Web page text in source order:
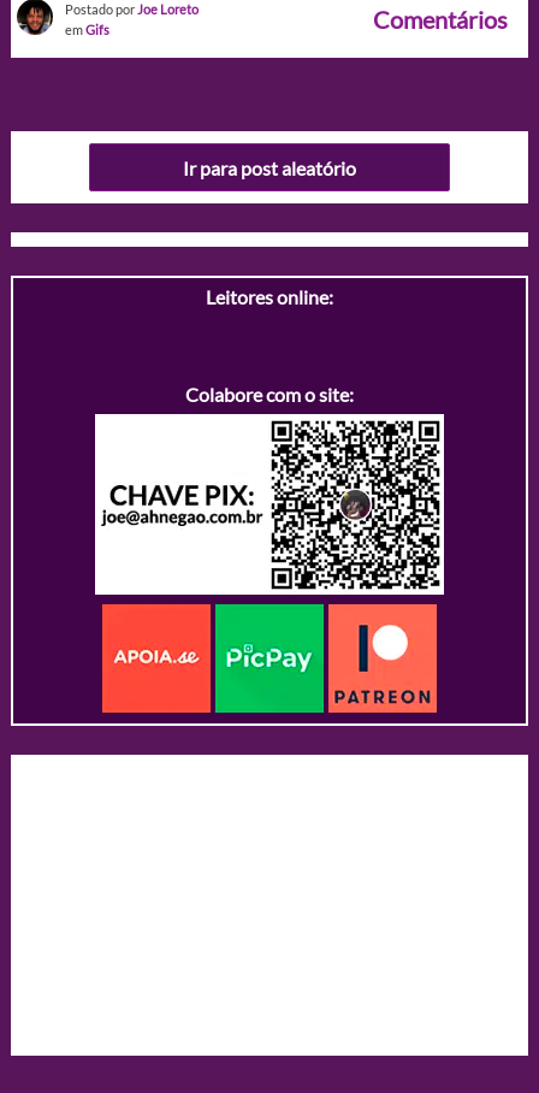
Postado por Joe Loreto
emGifs Comentários
Ir para post aleatório
Leitores online:
Colabore com o site: